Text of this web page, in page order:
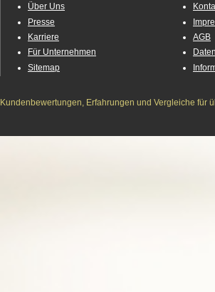
Über Uns
Presse
Karriere
Für Unternehmen
Sitemap
AGB
Kundenbewertungen, Erfahrungen und Vergleiche für